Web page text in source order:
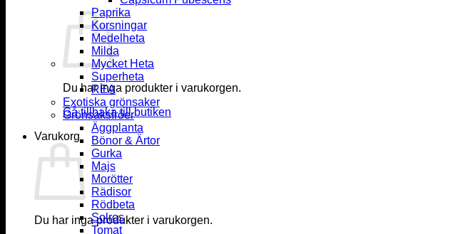
Du har inga produkter i varukorgen.
Gå tillbaka till butiken
Varukorg
Du har inga produkter i varukorgen.
Paprika
Korsningar
Medelheta
Milda
Mycket Heta
Superheta
REA
Exotiska grönsaker
Grönsaksfröer
Äggplanta
Bönor & Ärtor
Gurka
Majs
Morötter
Rädisor
Rödbeta
Solros
Tomat